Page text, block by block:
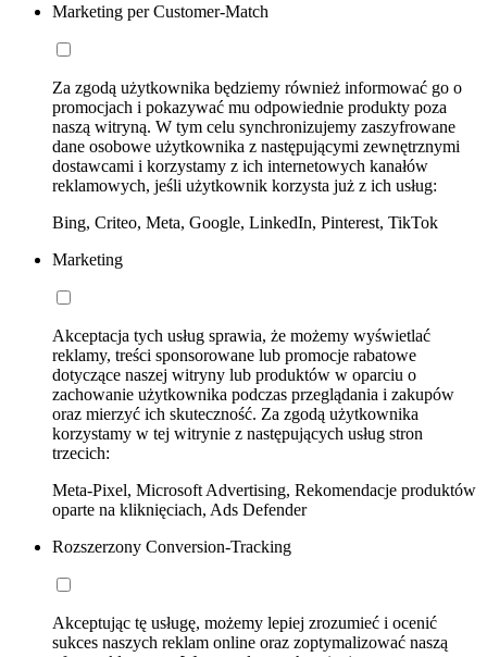
Marketing per Customer-Match
Za zgodą użytkownika będziemy również informować go o
promocjach i pokazywać mu odpowiednie produkty poza
naszą witryną. W tym celu synchronizujemy zaszyfrowane
dane osobowe użytkownika z następującymi zewnętrznymi
dostawcami i korzystamy z ich internetowych kanałów
reklamowych, jeśli użytkownik korzysta już z ich usług:
Bing, Criteo, Meta, Google, LinkedIn, Pinterest, TikTok
Marketing
Akceptacja tych usług sprawia, że możemy wyświetlać
reklamy, treści sponsorowane lub promocje rabatowe
dotyczące naszej witryny lub produktów w oparciu o
zachowanie użytkownika podczas przeglądania i zakupów
oraz mierzyć ich skuteczność. Za zgodą użytkownika
korzystamy w tej witrynie z następujących usług stron
trzecich:
Meta-Pixel, Microsoft Advertising, Rekomendacje produktów
oparte na kliknięciach, Ads Defender
Rozszerzony Conversion-Tracking
Akceptując tę usługę, możemy lepiej zrozumieć i ocenić
sukces naszych reklam online oraz zoptymalizować naszą